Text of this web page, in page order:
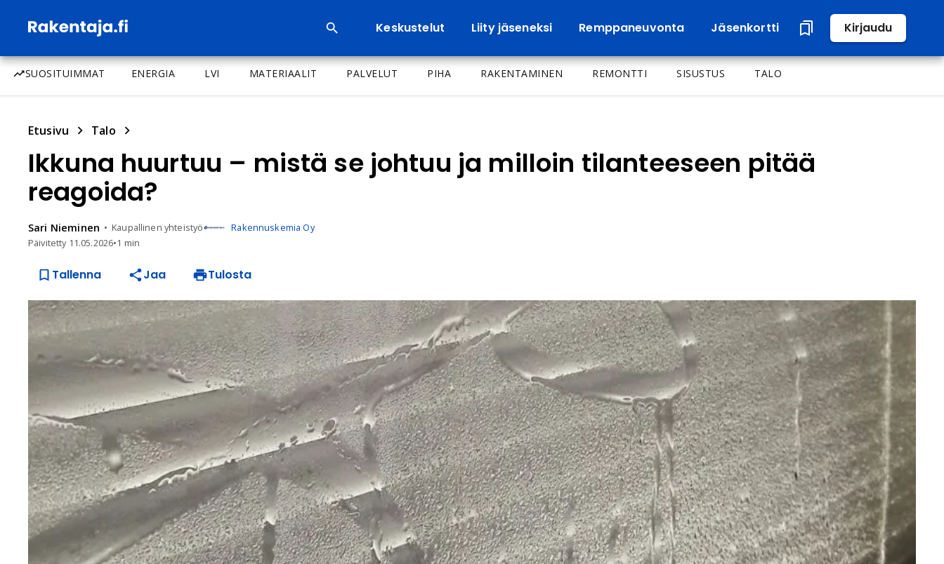
Keskustelut Liity jäseneksi Remppaneuvonta Jäsenkortti Kirjaudu
SUOSITUIMMAT ENERGIA LVI MATERIAALIT PALVELUT PIHA RAKENTAMINEN REMONTTI SISUSTUS TALO
Etusivu Talo
Ikkuna huurtuu – mistä se johtuu ja milloin tilanteeseen pitää
reagoida?
Sari Nieminen Kaupallinen yhteistyö
Rakennuskemia Oy
Päivitetty 11.05.2026•1 min
Tallenna Jaa Tulosta